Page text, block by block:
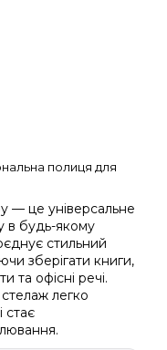
полиця для
— це універсальне
в будь-якому
стильний
зберігати книги,
та офісні речі.
легко
стає